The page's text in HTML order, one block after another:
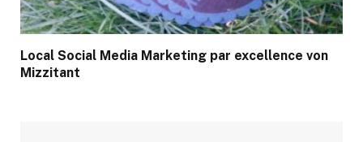
Local Social Media Marketing par excellence von
Mizzitant